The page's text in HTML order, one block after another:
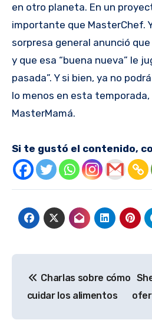
en otro planeta. En un
importante que MasterChef.
sorpresa general anunció
y que esa “buena nueva” le
pasada”. Y si bien, ya no
lo menos en esta temporada,
MasterMamá.
Si te gustó el contenido,
de
entradas
Charlas sobre cómo
cuidar los alimentos